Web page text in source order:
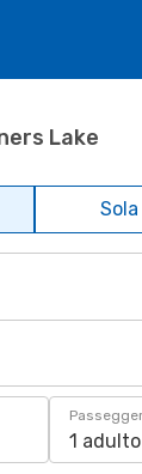
Lake
1 adulto